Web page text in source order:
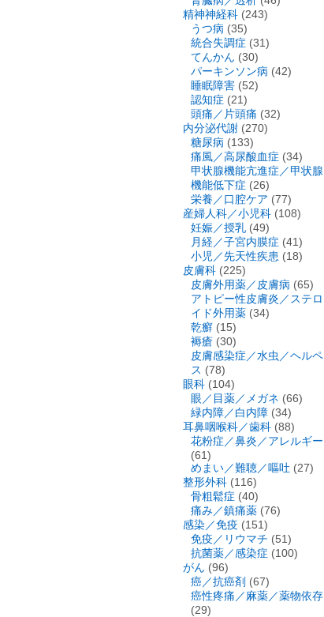
精神神経科 (243)
うつ病 (35)
統合失調症 (31)
てんかん (30)
パーキンソン病 (42)
睡眠障害 (52)
認知症 (21)
頭痛／片頭痛 (32)
内分泌代謝 (270)
糖尿病 (133)
痛風／高尿酸血症 (34)
甲状腺機能亢進症／甲状腺
機能低下症 (26)
栄養／口腔ケア (77)
産婦人科／小児科 (108)
妊娠／授乳 (49)
月経／子宮内膜症 (41)
小児／先天性疾患 (18)
皮膚科 (225)
皮膚外用薬／皮膚病 (65)
アトピー性皮膚炎／ステロ
イド外用薬 (34)
乾癬 (15)
褥瘡 (30)
皮膚感染症／水虫／ヘルペ
ス (78)
眼科 (104)
眼／目薬／メガネ (66)
緑内障／白内障 (34)
耳鼻咽喉科／歯科 (88)
花粉症／鼻炎／アレルギー
(61)
めまい／難聴／嘔吐 (27)
整形外科 (116)
骨粗鬆症 (40)
痛み／鎮痛薬 (76)
感染／免疫 (151)
免疫／リウマチ (51)
抗菌薬／感染症 (100)
がん (96)
癌／抗癌剤 (67)
癌性疼痛／麻薬／薬物依存
(29)